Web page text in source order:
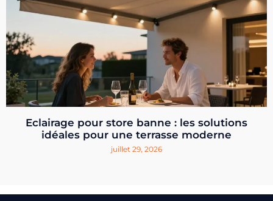
Eclairage pour store banne : les solutions
idéales pour une terrasse moderne
juillet 29, 2026